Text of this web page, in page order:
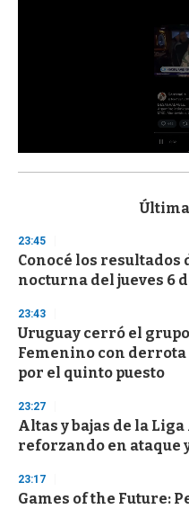
s
d
s
o
f
3
s
e
c
o
d
s
23:45
Conocé los resultados
nocturna del jueves 6
23:43
Uruguay cerró el
Femenino con
por el quinto puesto
23:27
Altas y bajas de la
reforzando en ataque
23:17
Games of the Future: